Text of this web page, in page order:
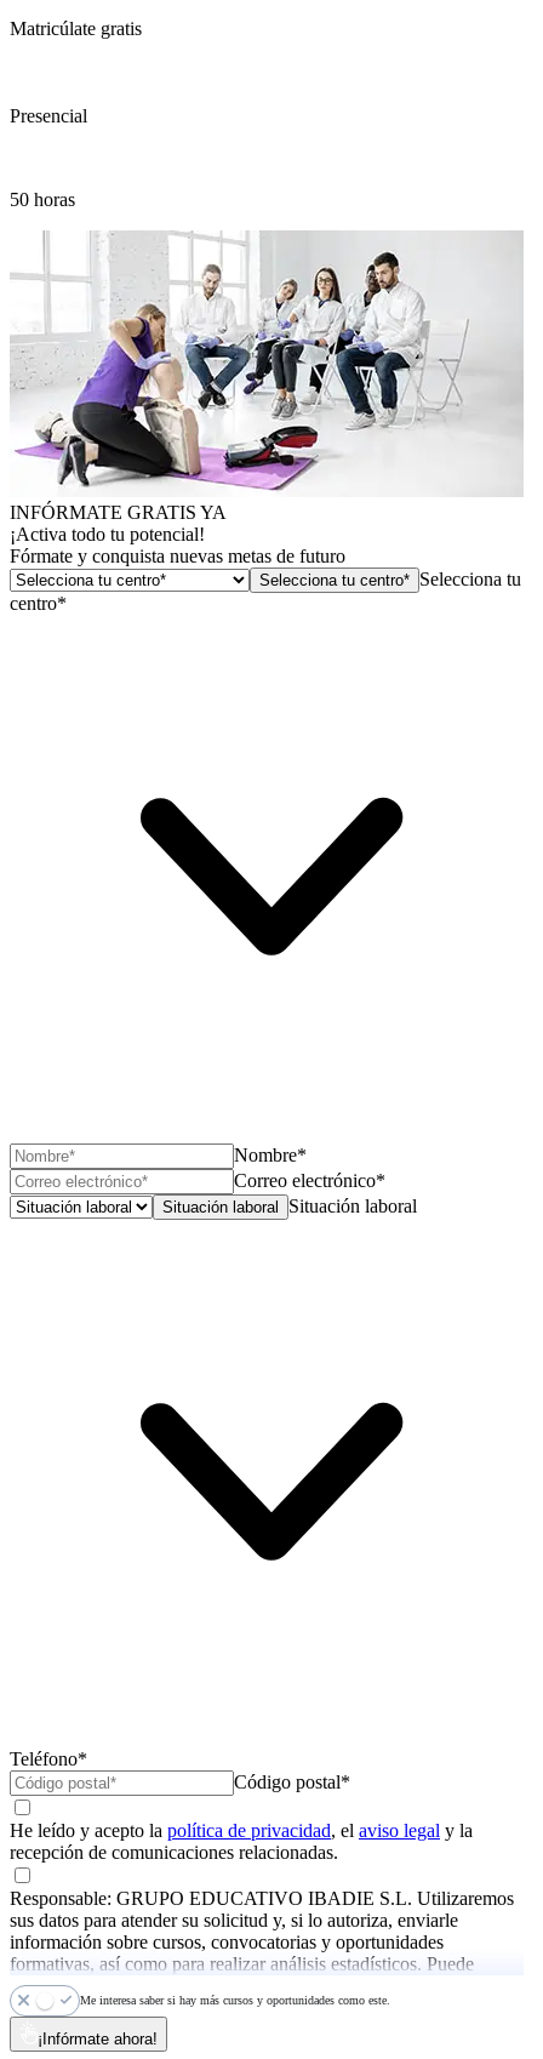
Matricúlate gratis
Presencial
50 horas
INFÓRMATE GRATIS YA
¡Activa todo tu potencial!
Fórmate y conquista nuevas metas de futuro
Selecciona tu centro* Selecciona tu
centro*
Nombre*
Correo electrónico*
Situación laboral Situación laboral
Teléfono*
Código postal*
He leído y acepto la política de privacidad, el aviso legal y la
recepción de comunicaciones relacionadas.
Responsable: GRUPO EDUCATIVO IBADIE S.L. Utilizaremos
sus datos para atender su solicitud y, si lo autoriza, enviarle
información sobre cursos, convocatorias y oportunidades
formativas, así como para realizar análisis estadísticos. Puede
ejercer sus derechos y consultar más información en la
privacidad.
Me interesa saber si hay más cursos y oportunidades como este.
¡Infórmate ahora!